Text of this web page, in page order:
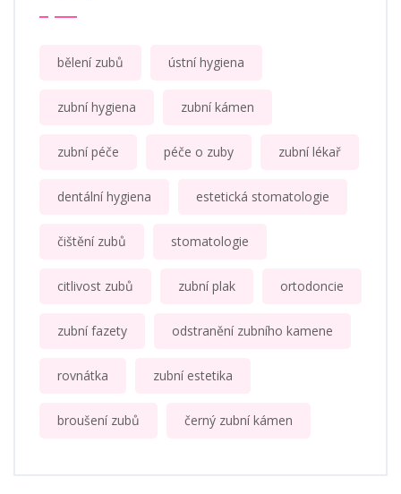
bělení zubů ústní hygiena
zubní hygiena zubní kámen
zubní péče péče o zuby zubní lékař
dentální hygiena estetická stomatologie
čištění zubů stomatologie
citlivost zubů zubní plak ortodoncie
zubní fazety odstranění zubního kamene
rovnátka zubní estetika
broušení zubů černý zubní kámen